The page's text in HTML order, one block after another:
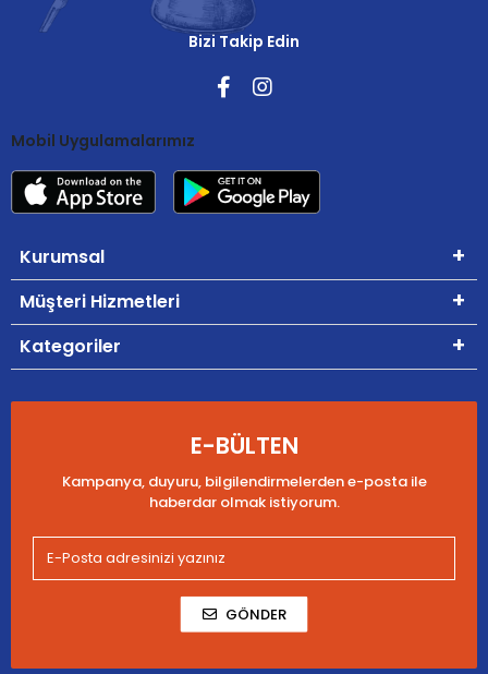
Bizi Takip Edin
Mobil Uygulamalarımız
Kurumsal
Müşteri Hizmetleri
Kategoriler
E-BÜLTEN
Kampanya, duyuru, bilgilendirmelerden e-posta ile
haberdar olmak istiyorum.
GÖNDER